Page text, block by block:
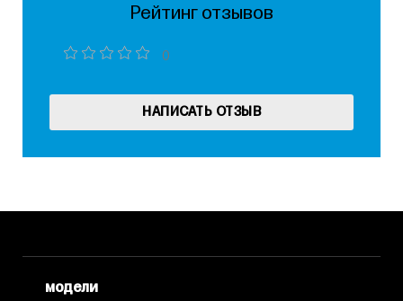
Рейтинг отзывов
0
НАПИСАТЬ ОТЗЫВ
модели